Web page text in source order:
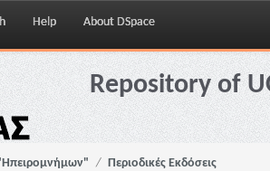
Help About DSpace
Repository of
Περιοδικές Εκδόσεις